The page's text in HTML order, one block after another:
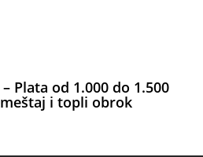
– Plata od 1.000 do 1.500
i topli obrok